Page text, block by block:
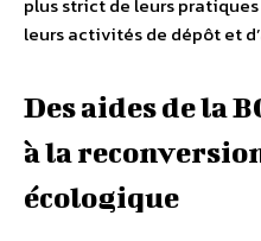
leurs activités de dépôt et
Des aides de la
à la
écologique